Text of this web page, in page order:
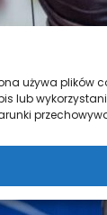
używa plików
lub